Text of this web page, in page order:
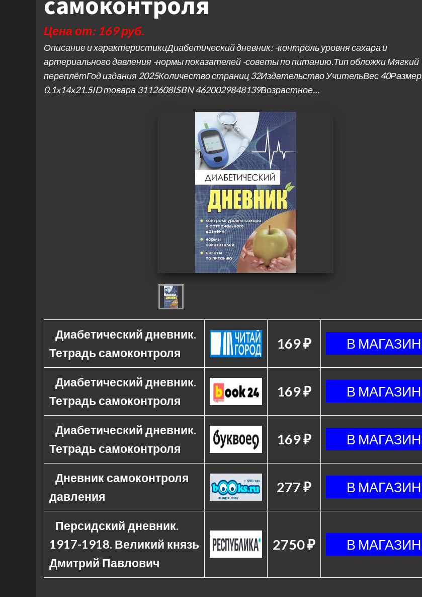
Цена от: 169 руб.
Описание и характеристикиДиабетический дневник: -контроль уровня сахара и
артериального давления -нормы показателей -советы по питанию.Тип обложки Мягкий
переплётГод издания 2025Количество страниц 32Издательство УчительВес 40Размер
0.1x14x21.5ID товара 3112608ISBN 4620029848139Возрастное…
Диабетический дневник.
Тетрадь самоконтроля
169 ₽
Диабетический дневник.
Тетрадь самоконтроля
169 ₽
Диабетический дневник.
Тетрадь самоконтроля
169 ₽
Дневник самоконтроля
давления
277 ₽
Персидский дневник.
1917-1918. Великий князь
Дмитрий Павлович
2750 ₽